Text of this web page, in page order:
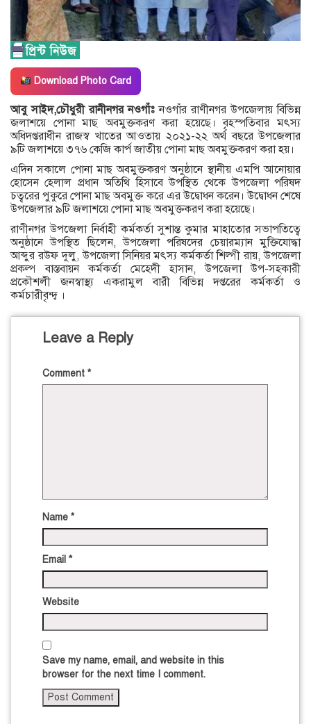
Download Photo Card
আবু সাইদ,চৌধুরী রানীনগর নওগাঁঃনওগাঁর রাণীনগর উপজেলায় বিভিন্ন
জলাশয়ে পোনা মাছ অবমুক্তকরণ করা হয়েছে। বৃহস্পতিবার মৎস্য
অধিদপ্তরাধীন রাজস্ব খাতের আওতায় ২০২১-২২ অর্থ বছরে উপজেলার
৯টি জলাশয়ে ৩৭৬ কেজি কার্প জাতীয় পোনা মাছ অবমুক্তকরণ করা হয়।
এদিন সকালে পোনা মাছ অবমুক্তকরণ অনুষ্ঠানে স্থানীয় এমপি আনোয়ার
হোসেন হেলাল প্রধান অতিথি হিসাবে উপস্থিত থেকে উপজেলা পরিষদ
চত্বরের পুকুরে পোনা মাছ অবমুক্ত করে এর উদ্বোধন করেন। উদ্বোধন শেষে
উপজেলার ৯টি জলাশয়ে পোনা মাছ অবমুক্তকরণ করা হয়েছে।
রাণীনগর উপজেলা নির্বাহী কর্মকর্তা সুশান্ত কুমার মাহাতোর সভাপতিত্বে
অনুষ্ঠানে উপস্থিত ছিলেন, উপজেলা পরিষদের চেয়ারম্যান মুক্তিযোদ্ধা
আব্দুর রউফ দুলু, উপজেলা সিনিয়র মৎস্য কর্মকর্তা শিল্পী রায়, উপজেলা
প্রকল্প বাস্তবায়ন কর্মকর্তা মেহেদী হাসান, উপজেলা উপ-সহকারী
প্রকৌশলী জনস্বাস্থ্য একরামুল বারী বিভিন্ন দপ্তরের কর্মকর্তা ও
কর্মচারীবৃন্দ্ব ।
Leave a Reply
Comment *
Name *
Email *
Website
Save my name, email, and website in this
browser for the next time I comment.